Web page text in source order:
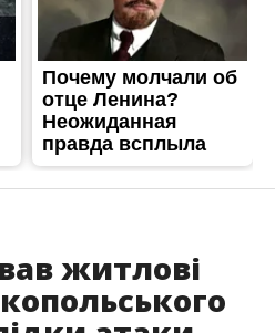
житлові